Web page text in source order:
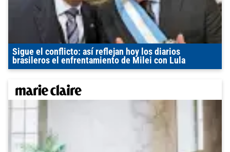
Sigue el conflicto: así reflejan hoy los diarios
brasileros el enfrentamiento de Milei con Lula